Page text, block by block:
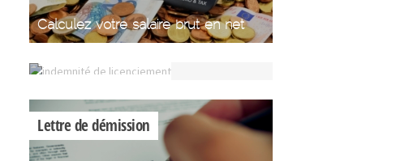
Calculez votre salaire brut en net
licenciement
Calculez votre
indemnité de
licenciement
Lettre de démission